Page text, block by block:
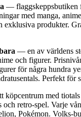
— flaggskeppsbutiken
med manga,
exklusiva produkter.
— en av världens
och figurer.
för några hundra
Perfekt för
köpcentrum med
retro-spel. Varje
Pokémon. Volks-